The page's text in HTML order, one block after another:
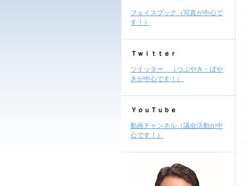
フェイスブック（写真が中心で
す！）
Ｔｗｉｔｔｅｒ
ツイッター （つぶやき・ぼや
きが中心です！）
ＹｏｕＴｕｂｅ
動画チャンネル（議会活動が中
心です！）